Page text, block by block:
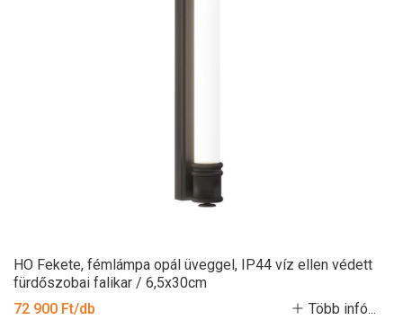
HO Fekete, fémlámpa opál üveggel, IP44 víz ellen védett
fürdőszobai falikar / 6,5x30cm
72 900 Ft/db
Több infó...